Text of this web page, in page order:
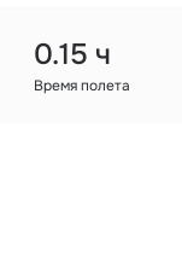
0.15 ч
Время полета